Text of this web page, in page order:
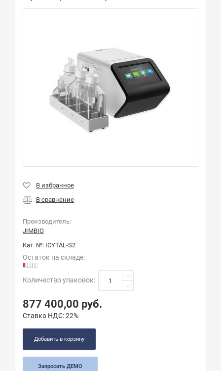
Производитель:
JIMBIO
Кат. №: ICYTAL-S2
Остаток на складе:
Количество упаковок:
877 400,00 руб.
Ставка НДС:22%
Добавить в корзину
Запросить ДЕМО